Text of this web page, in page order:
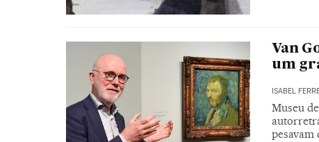
Van
um
ISABEL
Museu
pesavam